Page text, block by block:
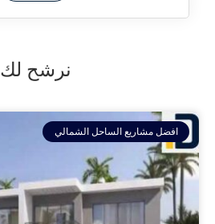
نرشح لك
افضل مشاريع الساحل الشمالي